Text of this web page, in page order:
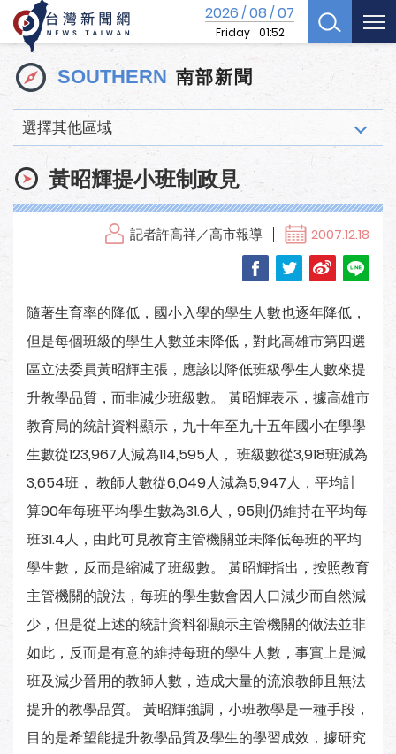
2026/08/07
Friday 01:52
SOUTHERN 南部新聞
選擇其他區域
黃昭輝提小班制政見
記者許高祥／高市報導 2007.12.18
隨著生育率的降低，國小入學的學生人數也逐年降低，
但是每個班級的學生人數並未降低，對此高雄市第四選
區立法委員黃昭輝主張，應該以降低班級學生人數來提
升教學品質，而非減少班級數。 黃昭輝表示，據高雄市
教育局的統計資料顯示，九十年至九十五年國小在學學
生數從123,967人減為114,595人， 班級數從3,918班減為
3,654班， 教師人數從6,049人減為5,947人，平均計
算90年每班平均學生數為31.6人，95則仍維持在平均每
班31.4人，由此可見教育主管機關並未降低每班的平均
學生數，反而是縮減了班級數。 黃昭輝指出，按照教育
主管機關的說法，每班的學生數會因人口減少而自然減
少，但是從上述的統計資料卻顯示主管機關的做法並非
如此，反而是有意的維持每班的學生人數，事實上是減
班及減少晉用的教師人數，造成大量的流浪教師且無法
提升的教學品質。 黃昭輝強調，小班教學是一種手段，
目的是希望能提升教學品質及學生的學習成效，據研究